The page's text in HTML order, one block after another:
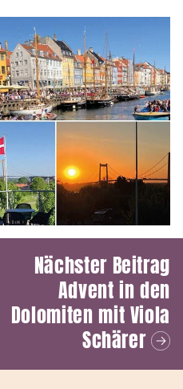
Nächster Beitrag
Advent in den
Dolomiten mit Viola
Schärer